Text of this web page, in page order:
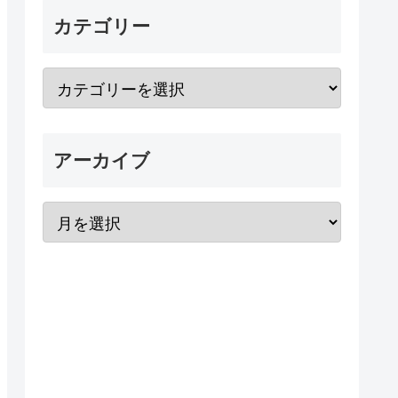
カテゴリー
アーカイブ